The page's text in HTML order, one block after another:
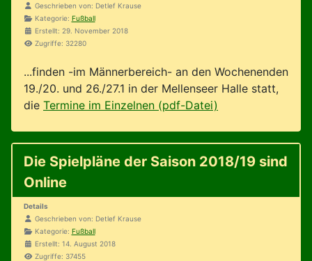
Geschrieben von: Detlef Krause
Kategorie: Fußball
Erstellt: 29. November 2018
Zugriffe: 32280
...finden -im Männerbereich- an den Wochenenden
19./20. und 26./27.1 in der Mellenseer Halle statt,
die Termine im Einzelnen (pdf-Datei)
Die Spielpläne der Saison 2018/19 sind
Online
Details
Geschrieben von: Detlef Krause
Kategorie: Fußball
Erstellt: 14. August 2018
Zugriffe: 37455